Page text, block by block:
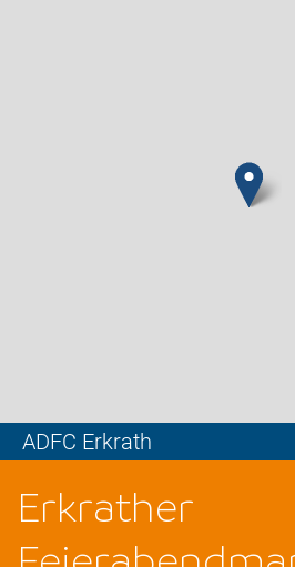
ADFC Erkrath
Erkrather